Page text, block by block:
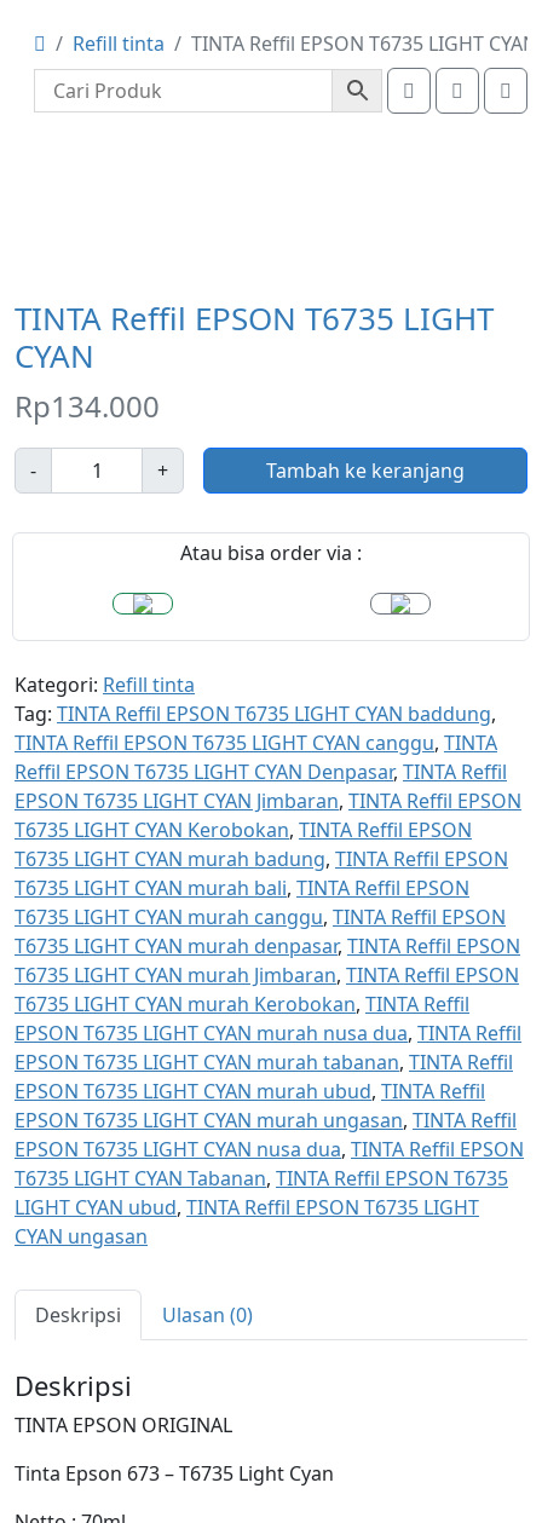
Refill tinta
TINTA Reffil EPSON T6735 LIGHT CYAN
Account
TINTA Reffil EPSON T6735 LIGHT
CYAN
Rp134.000
-
J
u
+ Tambah ke keranjang
Atau bisa order via :
Kategori: Refill tinta
Tag: TINTA Reffil EPSON T6735 LIGHT CYAN baddung,
TINTA Reffil EPSON T6735 LIGHT CYAN canggu, TINTA
Reffil EPSON T6735 LIGHT CYAN Denpasar, TINTA Reffil
EPSON T6735 LIGHT CYAN Jimbaran, TINTA Reffil EPSON
T6735 LIGHT CYAN Kerobokan, TINTA Reffil EPSON
T6735 LIGHT CYAN murah badung, TINTA Reffil EPSON
T6735 LIGHT CYAN murah bali, TINTA Reffil EPSON
T6735 LIGHT CYAN murah canggu, TINTA Reffil EPSON
T6735 LIGHT CYAN murah denpasar, TINTA Reffil EPSON
T6735 LIGHT CYAN murah Jimbaran, TINTA Reffil EPSON
T6735 LIGHT CYAN murah Kerobokan, TINTA Reffil
EPSON T6735 LIGHT CYAN murah nusa dua, TINTA Reffil
EPSON T6735 LIGHT CYAN murah tabanan, TINTA Reffil
EPSON T6735 LIGHT CYAN murah ubud, TINTA Reffil
EPSON T6735 LIGHT CYAN murah ungasan, TINTA Reffil
EPSON T6735 LIGHT CYAN nusa dua, TINTA Reffil EPSON
T6735 LIGHT CYAN Tabanan, TINTA Reffil EPSON T6735
LIGHT CYAN ubud, TINTA Reffil EPSON T6735 LIGHT
CYAN ungasan
Deskripsi Ulasan (0)
Deskripsi
TINTA EPSON ORIGINAL
Tinta Epson 673 – T6735 Light Cyan